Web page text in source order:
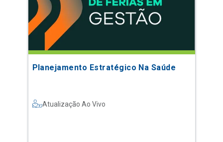
Planejamento Estratégico Na Saúde
Atualização Ao Vivo